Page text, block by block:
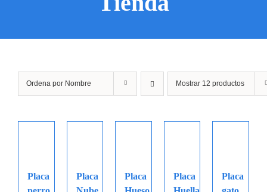
Ordena por Nombre Mostrar 12 productos
Placa
Placa
Placa
Placa
Placa